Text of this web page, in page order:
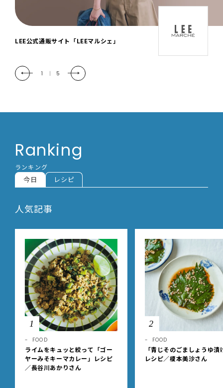
「LEE DAYS」本物志向にときめく。大人カ
2 | 5
Ranking
ランキング
今日 レシピ
人気記事
1
FOOD
ライムをキュッと絞って「ゴー
ヤーみそキーマカレー」レシピ
／長谷川あかりさん
2
FOOD
「青じそのごましょうゆ漬
レシピ／榎本美沙さん